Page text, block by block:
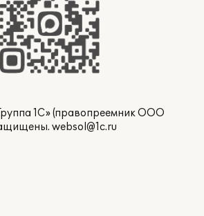
1С» (правопреемник ООО
websol@1c.ru